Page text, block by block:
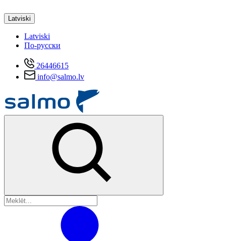
Latviski
Latviski
По-русски
26446615
info@salmo.lv